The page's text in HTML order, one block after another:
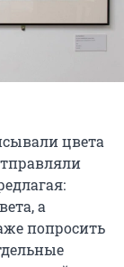
цвета
а
попросить